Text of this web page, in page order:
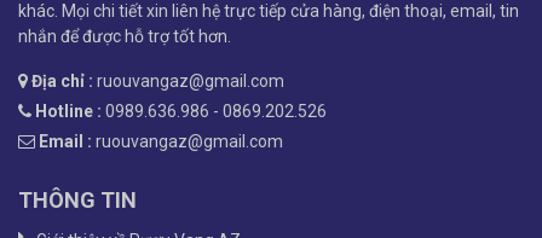
khác. Mọi chi tiết xin liên hệ trực tiếp cửa hàng, điện thoại, email, tin
nhắn để được hỗ trợ tốt hơn.
Địa chỉ : ruouvangaz@gmail.com
Hotline : 0989.636.986 - 0869.202.526
Email : ruouvangaz@gmail.com
THÔNG TIN